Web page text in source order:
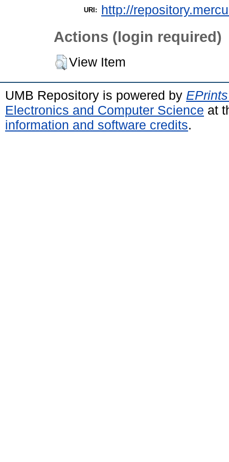
URI: http://
Actions (login required)
View Item
UMB Repository is powered by
Electronics and Computer Science at
information and software credits.